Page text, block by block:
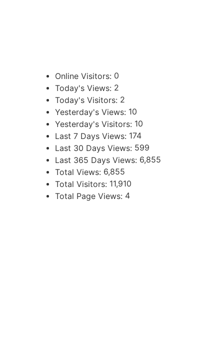
Online Visitors: 0
Today's Views: 2
Today's Visitors: 2
Yesterday's Views: 10
Yesterday's Visitors: 10
Last 7 Days Views: 174
Last 30 Days Views: 599
Last 365 Days Views: 6,855
Total Views: 6,855
Total Visitors: 11,910
Total Page Views: 4